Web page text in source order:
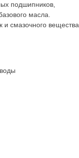
подшипников,
масла.
и смазочного вещества.